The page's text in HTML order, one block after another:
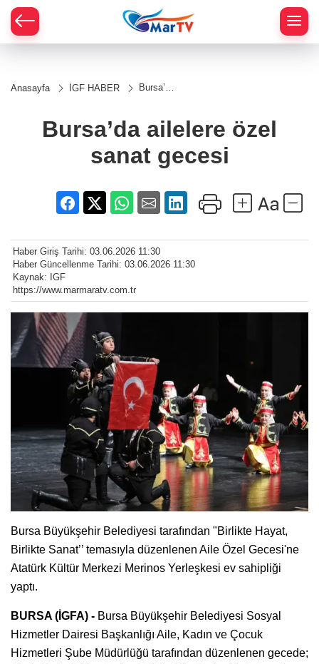
Anasayfa İGF HABER
Bursa’da
sanat
gecesi
Bursa’da ailelere özel
sanat gecesi
Haber Giriş Tarihi: 03.06.2026 11:30
Haber Güncellenme Tarihi: 03.06.2026 11:30
Kaynak: IGF
https://www.marmaratv.com.tr
Bursa Büyükşehir Belediyesi tarafından "Birlikte Hayat,
Birlikte Sanat’’ temasıyla düzenlenen Aile Özel Gecesi'ne
Atatürk Kültür Merkezi Merinos Yerleşkesi ev sahipliği
yaptı.
BURSA (İGFA) - Bursa Büyükşehir Belediyesi Sosyal
Hizmetler Dairesi Başkanlığı Aile, Kadın ve Çocuk
Hizmetleri Şube Müdürlüğü tarafından düzenlenen gecede;